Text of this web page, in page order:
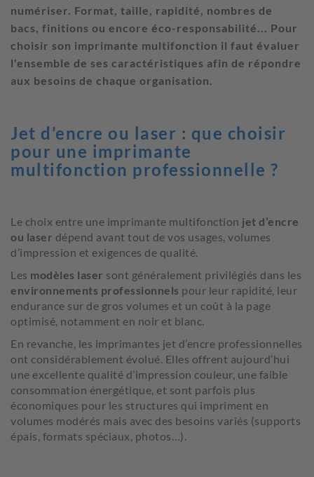
numériser. Format, taille, rapidité, nombres de
bacs, finitions ou encore éco-responsabilité... Pour
choisir son imprimante multifonction il faut évaluer
l'ensemble de ses caractéristiques afin de répondre
aux besoins de chaque organisation.
Jet d’encre ou laser : que choisir
pour une imprimante
multifonction professionnelle ?
Le choix entre une imprimante multifonction jet d’encre
ou laser dépend avant tout de vos usages, volumes
d’impression et exigences de qualité.
Les modèles laser sont généralement privilégiés dans les
environnements professionnels pour leur rapidité, leur
endurance sur de gros volumes et un coût à la page
optimisé, notamment en noir et blanc.
En revanche, les imprimantes jet d’encre professionnelles
ont considérablement évolué. Elles offrent aujourd’hui
une excellente qualité d’impression couleur, une faible
consommation énergétique, et sont parfois plus
économiques pour les structures qui impriment en
volumes modérés mais avec des besoins variés (supports
épais, formats spéciaux, photos…).